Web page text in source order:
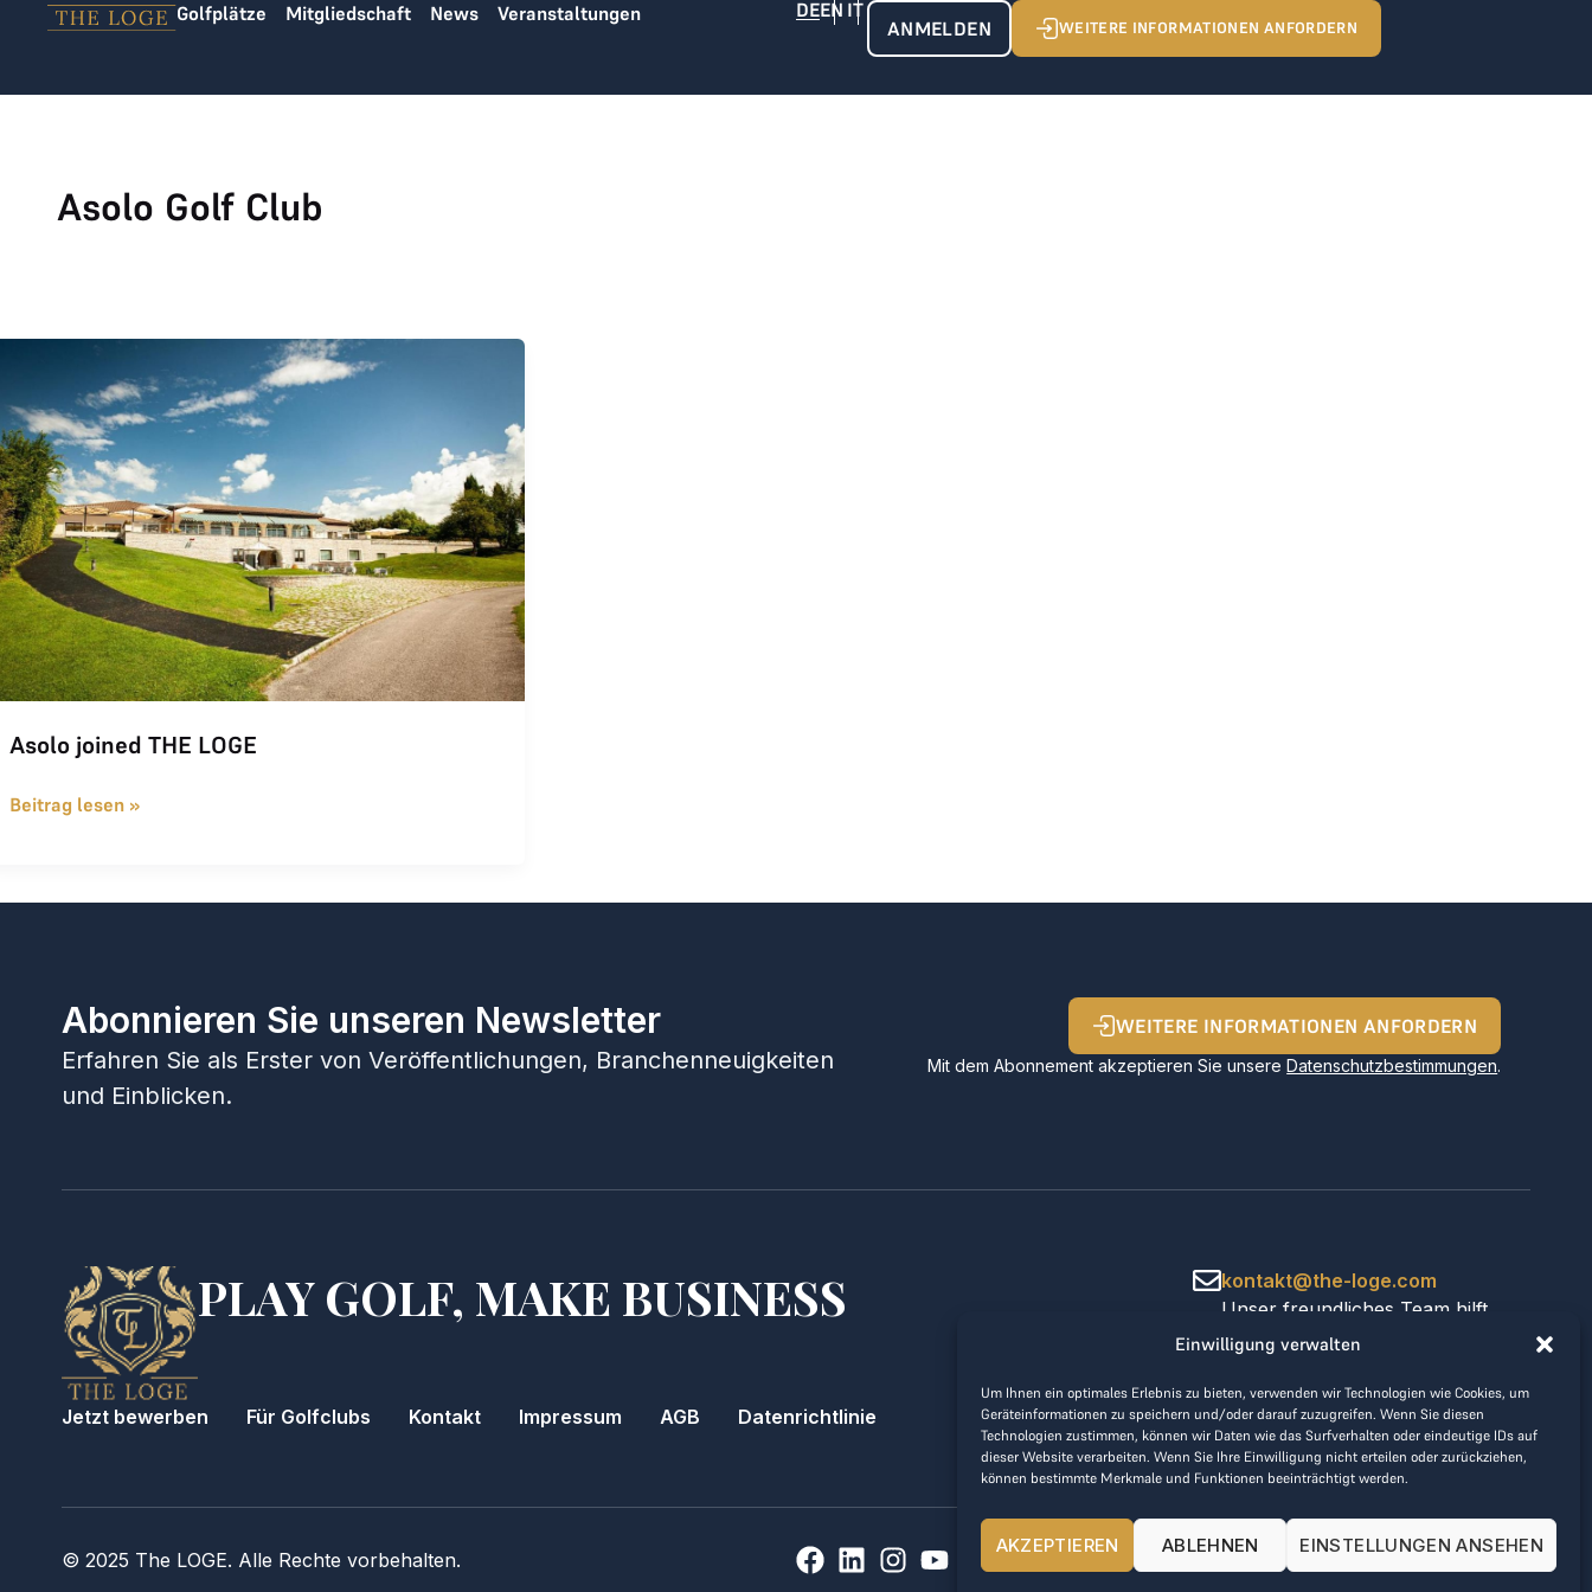
Einwilligung verwalten
Um Ihnen ein optimales Erlebnis zu bieten, verwenden wir Technologien wie Cookies, um
Geräteinformationen zu speichern und/oder darauf zuzugreifen. Wenn Sie diesen
Technologien zustimmen, können wir Daten wie das Surfverhalten oder eindeutige IDs auf
dieser Website verarbeiten. Wenn Sie Ihre Einwilligung nicht erteilen oder zurückziehen,
können bestimmte Merkmale und Funktionen beeinträchtigt werden.
AKZEPTIEREN ABLEHNEN EINSTELLUNGEN ANSEHEN
Zum Inhalt springen Golfplätze Mitgliedschaft News Veranstaltungen
ANMELDEN WEITERE INFORMATIONEN ANFORDERN
Asolo Golf Club
Asolo joined THE LOGE
Beitrag lesen »
Abonnieren Sie unseren Newsletter
Erfahren Sie als Erster von Veröffentlichungen, Branchenneuigkeiten
und Einblicken.
WEITERE INFORMATIONEN ANFORDERN
Mit dem Abonnement akzeptieren Sie unsereDatenschutzbestimmungen.
PLAY GOLF, MAKE BUSINESS
Jetzt bewerben Für Golfclubs Kontakt Impressum AGB Datenrichtlinie
kontakt@the-loge.com
Unser freundliches Team hilft
Ihnen gerne weiter.
Mo-Fr von 8:00 bis 17:00 Uhr.
© 2025 The LOGE. Alle Rechte vorbehalten.